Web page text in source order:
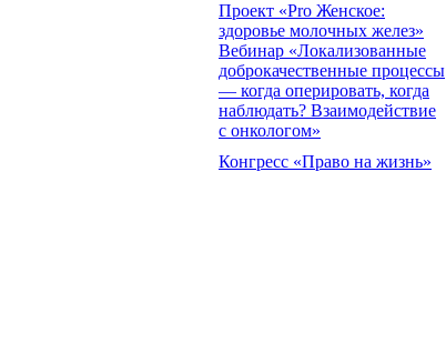
Проект «Pro Женское:
здоровье молочных желез»
Вебинар «Локализованные
доброкачественные процессы
— когда оперировать, когда
наблюдать? Взаимодействие
с онкологом»
Конгресс «Право на жизнь»